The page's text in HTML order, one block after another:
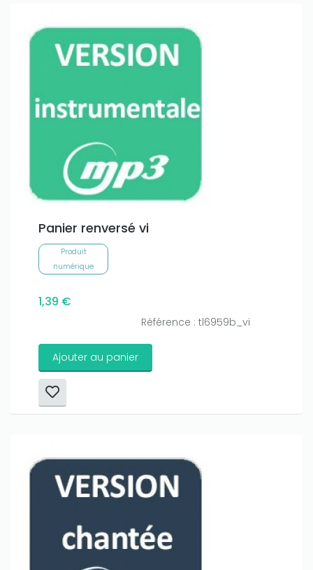
Panier renversé vi
Produit
numérique
1,39 €
Référence : tl6959b_vi
Ajouter au panier